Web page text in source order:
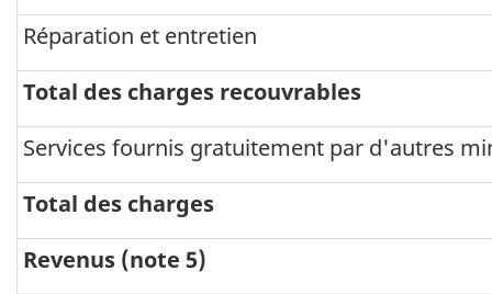
Réparation et entretien
Total des charges recouvrables
Services fournis gratuitement par d'autres
Total des charges
Revenus (note 5)